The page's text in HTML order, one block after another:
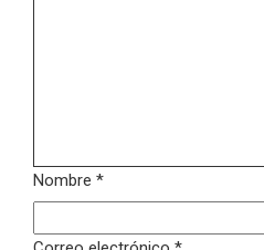
Nombre *